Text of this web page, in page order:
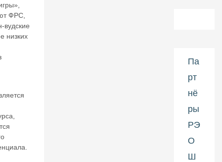
ч
а
л
а
й
о
ФРС,
вудские
низких
Па
рт
нё
ры
РЭ
О
Ш